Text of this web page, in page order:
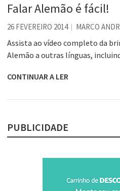
Falar Alemão é fácil!
26 FEVEREIRO 2014 MARCO
Assista ao vídeo completo da
Alemão a outras línguas,
CONTINUAR A LER
PUBLICIDADE